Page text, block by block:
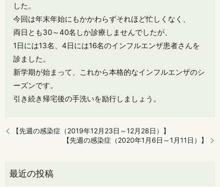
した。
今回は年末年始にもかかわらずそれほど忙しくなく、
両日とも30～40名しか診療しませんでしたが、
1日には13名、4日には16名のインフルエンザ患者さんを
診ました。
新学期が始まって、これから本格的なインフルエンザのシ
ーズンです。
引き続き帰宅後の手洗いを励行しましょう。
【先週の感染症（2019年12月23日～12月28日）】
【先週の感染症（2020年1月6日～1月11日）】